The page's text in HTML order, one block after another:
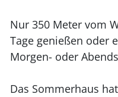
Nur 350 Meter vom
Tage genießen oder
Morgen- oder
Das Sommerhaus